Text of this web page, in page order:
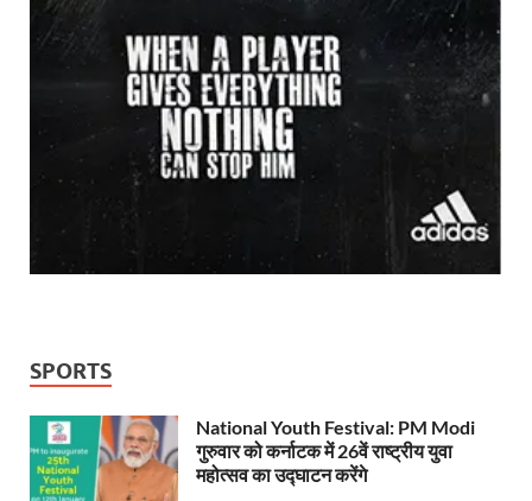
SPORTS
National Youth Festival: PM Modi
गुरुवार को कर्नाटक में 26वें राष्ट्रीय युवा
महोत्सव का उद्घाटन करेंगे